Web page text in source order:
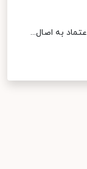
به اصال...